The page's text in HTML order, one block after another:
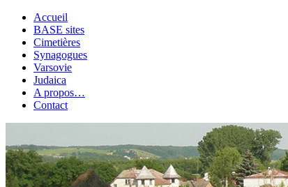
Accueil
BASE sites
Cimetières
Synagogues
Varsovie
Judaica
A propos…
Contact